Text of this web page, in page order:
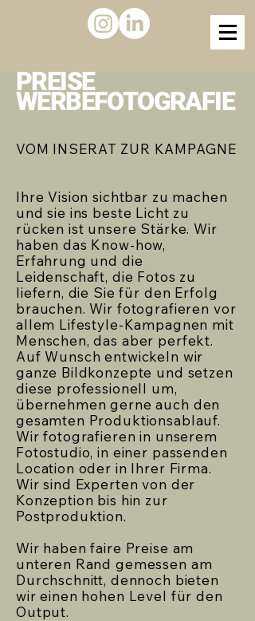
PREISE
WERBEFOTOGRAFIE
VOM INSERAT ZUR KAMPAGNE
Ihre Vision sichtbar zu machen
und sie ins beste Licht zu
rücken ist unsere Stärke. Wir
haben das Know-how,
Erfahrung und die
Leidenschaft, die Fotos zu
liefern, die Sie für den Erfolg
brauchen. Wir fotografieren vor
allem Lifestyle-Kampagnen mit
Menschen, das aber perfekt.
Auf Wunsch entwickeln wir
ganze Bildkonzepte und setzen
diese professionell um,
übernehmen gerne auch den
gesamten Produktionsablauf.
Wir fotografieren in unserem
Fotostudio, in einer passenden
Location oder in Ihrer Firma.
Wir sind Experten von der
Konzeption bis hin zur
Postproduktion.
Wir haben faire Preise am
unteren Rand gemessen am
Durchschnitt, dennoch bieten
wir einen hohen Level für den
Output.